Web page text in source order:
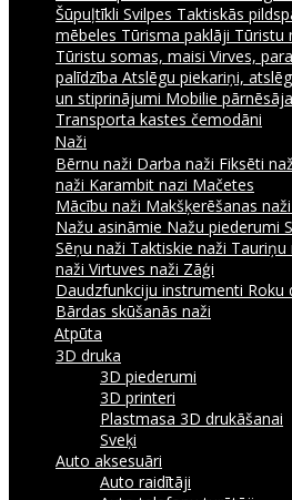
Šūpuļtīkli Svilpes Taktiskās
mēbeles Tūrisma paklāji Tūristu
Tūristu somas, maisi Virves,
palīdzība Atslēgu piekariņi,
un stiprinājumi Mobilie
Transporta kastes čemodāni
Naži
Bērnu naži Darba naži Fiksēti
naži Karambit nazi Mačetes
Mācību naži Makšķerēšanas naži
Nažu asināmie Nažu piederumi
Sēņu naži Taktiskie naži Tauriņu
naži Virtuves naži Zāģi
Daudzfunkciju instrumenti Roku
Bārdas skūšanās naži
Atpūta
3D druka
3D piederumi
3D printeri
Plastmasa 3D drukāšanai
Sveķi
Auto aksesuāri
Auto raidītāji